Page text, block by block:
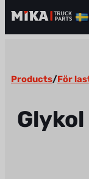
Products/För